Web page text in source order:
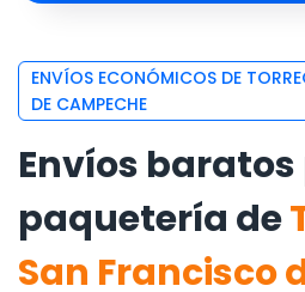
ENVÍOS ECONÓMICOS DE
DE CAMPECHE
Envíos
paquetería de
San Francisco